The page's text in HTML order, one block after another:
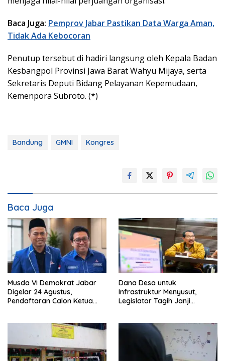
Baca Juga: Pemprov Jabar Pastikan Data Warga Aman,
Tidak Ada Kebocoran
Penutup tersebut di hadiri langsung oleh Kepala Badan
Kesbangpol Provinsi Jawa Barat Wahyu Mijaya, serta
Sekretaris Deputi Bidang Pelayanan Kepemudaan,
Kemenpora Subroto. (*)
Bandung GMNI Kongres
Baca Juga
Musda VI Demokrat Jabar
Digelar 24 Agustus,
Pendaftaran Calon Ketua
Dana Desa untuk
Infrastruktur Menyusut,
Legislator Tagih Janji